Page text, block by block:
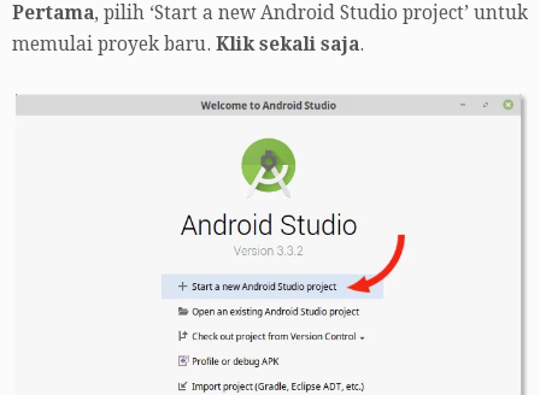
Pertama, pilih ‘Start a new Android Studio project’ untuk
memulai proyek baru. Klik sekali saja.